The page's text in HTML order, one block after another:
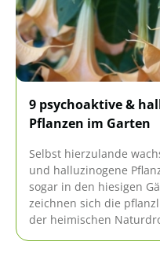
9 psychoaktive &
Pflanzen im Garten
Selbst hierzulande
und halluzinogene
sogar in den hiesigen
zeichnen sich die
der heimischen
stellen sich oft heftige